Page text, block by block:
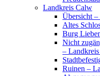
Landkreis Calw
Übersicht
Altes
Burg
Nicht
–
Ruinen –